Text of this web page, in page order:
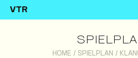
VTR
HOME / SPIELPLAN /